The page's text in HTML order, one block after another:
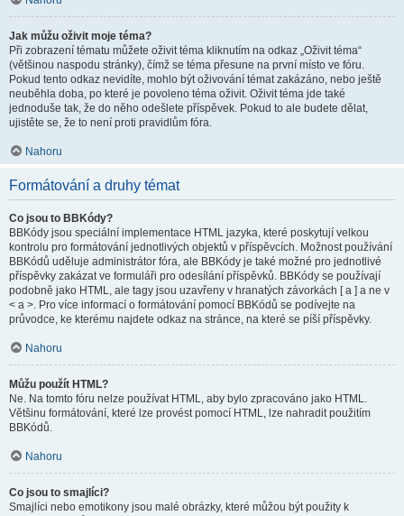
Jak můžu oživit moje téma?
Při zobrazení tématu můžete oživit téma kliknutím na odkaz „Oživit téma“
(většinou naspodu stránky), čímž se téma přesune na první místo ve fóru.
Pokud tento odkaz nevidíte, mohlo být oživování témat zakázáno, nebo ještě
neuběhla doba, po které je povoleno téma oživit. Oživit téma jde také
jednoduše tak, že do něho odešlete příspěvek. Pokud to ale budete dělat,
ujistěte se, že to není proti pravidlům fóra.
Nahoru
Formátování a druhy témat
Co jsou to BBKódy?
BBKódy jsou speciální implementace HTML jazyka, které poskytují velkou
kontrolu pro formátování jednotlivých objektů v příspěvcích. Možnost používání
BBKódů uděluje administrátor fóra, ale BBKódy je také možné pro jednotlivé
příspěvky zakázat ve formuláři pro odesílání příspěvků. BBKódy se používají
podobně jako HTML, ale tagy jsou uzavřeny v hranatých závorkách [ a ] a ne v
< a >. Pro více informací o formátování pomocí BBKódů se podívejte na
průvodce, ke kterému najdete odkaz na stránce, na které se píší příspěvky.
Nahoru
Můžu použít HTML?
Ne. Na tomto fóru nelze používat HTML, aby bylo zpracováno jako HTML.
Většinu formátování, které lze provést pomocí HTML, lze nahradit použitím
BBKódů.
Nahoru
Co jsou to smajlíci?
Smajlíci nebo emotikony jsou malé obrázky, které můžou být použity k